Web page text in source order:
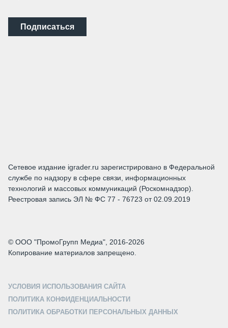
Подписаться
Сетевое издание igrader.ru зарегистрировано в Федеральной
службе по надзору в сфере связи, информационных
технологий и массовых коммуникаций (Роскомнадзор).
Реестровая запись ЭЛ № ФС 77 - 76723 от 02.09.2019
© ООО "ПромоГрупп Медиа", 2016-2026
Копирование материалов запрещено.
УСЛОВИЯ ИСПОЛЬЗОВАНИЯ САЙТА
ПОЛИТИКА КОНФИДЕНЦИАЛЬНОСТИ
ПОЛИТИКА ОБРАБОТКИ ПЕРСОНАЛЬНЫХ ДАННЫХ